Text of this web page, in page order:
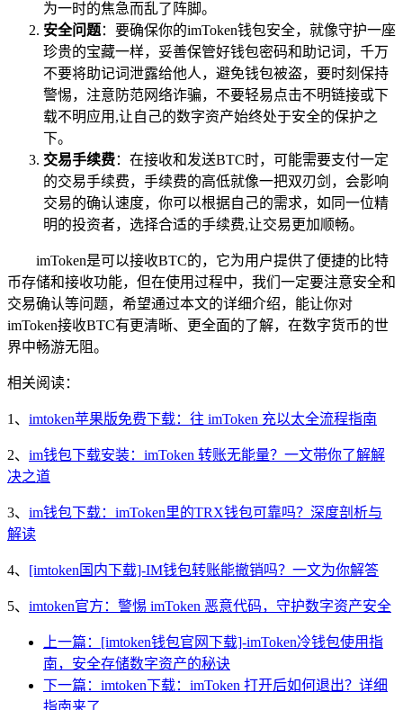
为一时的焦急而乱了阵脚。
安全问题：要确保你的imToken钱包安全，就像守护一座
珍贵的宝藏一样，妥善保管好钱包密码和助记词，千万
不要将助记词泄露给他人，避免钱包被盗，要时刻保持
警惕，注意防范网络诈骗，不要轻易点击不明链接或下
载不明应用,让自己的数字资产始终处于安全的保护之
下。
交易手续费：在接收和发送BTC时，可能需要支付一定
的交易手续费，手续费的高低就像一把双刃剑，会影响
交易的确认速度，你可以根据自己的需求，如同一位精
明的投资者，选择合适的手续费,让交易更加顺畅。
imToken是可以接收BTC的，它为用户提供了便捷的比特
币存储和接收功能，但在使用过程中，我们一定要注意安全和
交易确认等问题，希望通过本文的详细介绍，能让你对
imToken接收BTC有更清晰、更全面的了解，在数字货币的世
界中畅游无阻。
相关阅读：
1、 imtoken苹果版免费下载：往 imToken 充以太全流程指南
2、 im钱包下载安装：imToken 转账无能量？一文带你了解解
决之道
3、 im钱包下载：imToken里的TRX钱包可靠吗？深度剖析与
解读
4、 [imtoken国内下载]-IM钱包转账能撤销吗？一文为你解答
5、 imtoken官方：警惕 imToken 恶意代码，守护数字资产安全
上一篇：[imtoken钱包官网下载]-imToken冷钱包使用指
南，安全存储数字资产的秘诀
下一篇：imtoken下载：imToken 打开后如何退出？详细